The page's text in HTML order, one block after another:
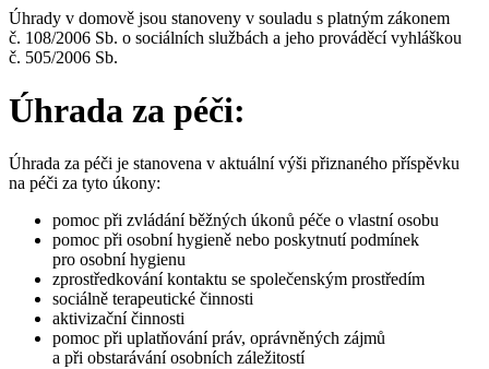
Úhrady v domově jsou stanoveny v souladu s platným zákonem
č. 108/2006 Sb. o sociálních službách a jeho prováděcí vyhláškou
č. 505/2006 Sb.
Úhrada za péči:
Úhrada za péči je stanovena v aktuální výši přiznaného příspěvku
na péči za tyto úkony:
pomoc při zvládání běžných úkonů péče o vlastní osobu
pomoc při osobní hygieně nebo poskytnutí podmínek
pro osobní hygienu
zprostředkování kontaktu se společenským prostředím
sociálně terapeutické činnosti
aktivizační činnosti
pomoc při uplatňování práv, oprávněných zájmů
a při obstarávání osobních záležitostí